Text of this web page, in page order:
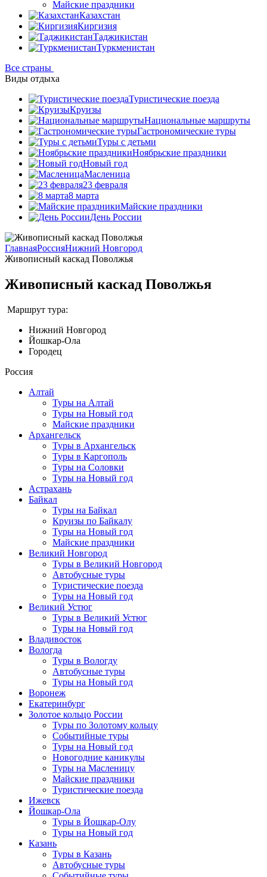
Майские праздники
Казахстан
Киргизия
Таджикистан
Туркменистан
Все страны
Виды отдыха
Туристические поезда
Круизы
Национальные маршруты
Гастрономические туры
Туры с детьми
Ноябрьские праздники
Новый год
Масленица
23 февраля
8 марта
Майские праздники
День России
ГлавнаяРоссияНижний Новгород
Живописный каскад Поволжья
Живописный каскад Поволжья
Маршрут тура:
Нижний Новгород
Йошкар-Ола
Городец
Россия
Алтай
Туры на Алтай
Туры на Новый год
Майские праздники
Архангельск
Туры в Архангельск
Туры в Каргополь
Туры на Соловки
Туры на Новый год
Астрахань
Байкал
Туры на Байкал
Круизы по Байкалу
Туры на Новый год
Майские праздники
Великий Новгород
Туры в Великий Новгород
Автобусные туры
Туристические поезда
Туры на Новый год
Великий Устюг
Туры в Великий Устюг
Туры на Новый год
Владивосток
Вологда
Туры в Вологду
Автобусные туры
Туры на Новый год
Воронеж
Екатеринбург
Золотое кольцо России
Туры по Золотому кольцу
Событийные туры
Туры на Новый год
Новогодние каникулы
Туры на Масленицу
Майские праздники
Туристические поезда
Ижевск
Йошкар-Ола
Туры в Йошкар-Олу
Туры на Новый год
Казань
Туры в Казань
Автобусные туры